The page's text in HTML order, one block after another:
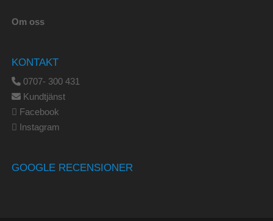
Om oss
KONTAKT
0707- 300 431
Kundtjänst
Facebook
Instagram
GOOGLE RECENSIONER